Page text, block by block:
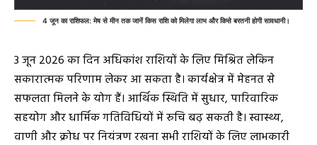
4 जून का राशिफल: मेष से मीन तक जानें किस राशि को मिलेगा लाभ और किसे बरतनी होगी सावधानी।
3 जून 2026 का दिन अधिकांश राशियों के लिए मिश्रित लेकिन
सकारात्मक परिणाम लेकर आ सकता है। कार्यक्षेत्र में मेहनत से
सफलता मिलने के योग हैं। आर्थिक स्थिति में सुधार, पारिवारिक
सहयोग और धार्मिक गतिविधियों में रुचि बढ़ सकती है। स्वास्थ्य,
वाणी और क्रोध पर नियंत्रण रखना सभी राशियों के लिए लाभकारी